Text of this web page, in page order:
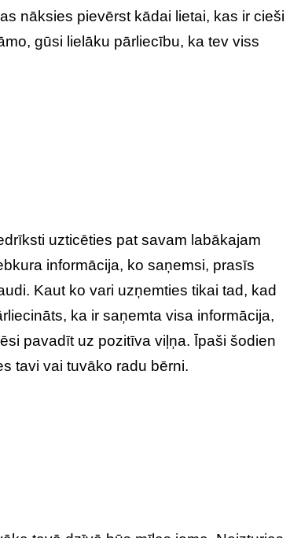
nāksies pievērst kādai lietai, kas ir cieši
gūsi lielāku pārliecību, ka tev viss
uzticēties pat savam labākajam
informācija, ko saņemsi, prasīs
Kaut ko vari uzņemties tikai tad, kad
ka ir saņemta visa informācija,
pavadīt uz pozitīva viļņa. Īpaši šodien
tavi vai tuvāko radu bērni.